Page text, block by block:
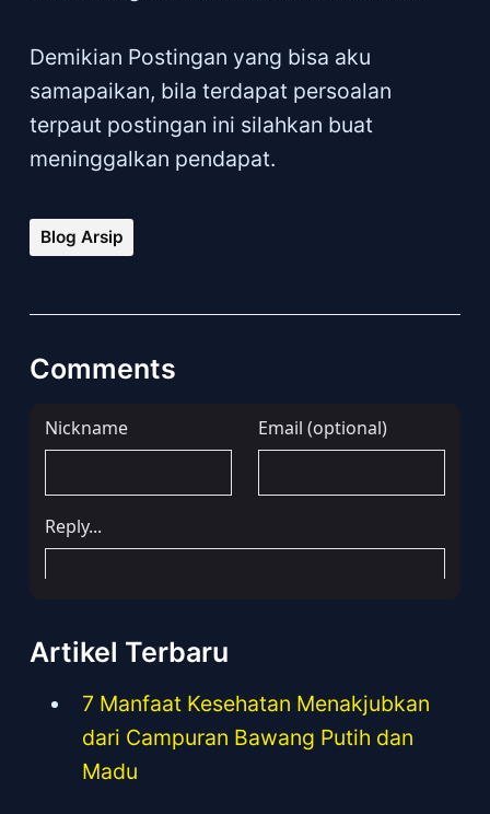
Demikian Postingan yang bisa aku
samapaikan, bila terdapat persoalan
terpaut postingan ini silahkan buat
meninggalkan pendapat.
Blog Arsip
Comments
Artikel Terbaru
7 Manfaat Kesehatan Menakjubkan
dari Campuran Bawang Putih dan
Madu